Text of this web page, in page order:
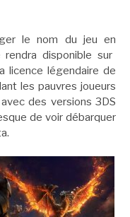
le nom du jeu en
rendra disponible sur
licence légendaire de
les pauvres joueurs
des versions 3DS
de voir débarquer